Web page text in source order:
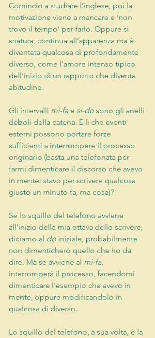
Comincio a studiare l’inglese, poi la
motivazione viene a mancare e ‘non
trovo il tempo’ per farlo. Oppure si
snatura, continua all’apparenza ma è
diventata qualcosa di profondamente
diverso, come l’amore intenso tipico
dell’inizio di un rapporto che diventa
abitudine.
Gli intervalli mi-fa e si-do sono gli anelli
deboli della catena. È lì che eventi
esterni possono portare forze
sufficienti a interrompere il processo
originario (basta una telefonata per
farmi dimenticare il discorso che avevo
in mente: stavo per scrivere qualcosa
giusto un minuto fa, ma cosa)?
Se lo squillo del telefono avviene
all’inizio della mia ottava dello scrivere,
diciamo al do iniziale, probabilmente
non dimenticherò quello che ho da
dire. Ma se avviene al mi-fa,
interromperà il processo, facendomi
dimenticare l’esempio che avevo in
mente, oppure modificandolo in
qualcosa di diverso.
Lo squillo del telefono, a sua volta, è la